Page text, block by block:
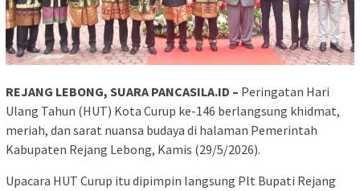
REJANG LEBONG, SUARA PANCASILA.ID – Peringatan Hari
Ulang Tahun (HUT) Kota Curup ke-146 berlangsung khidmat,
meriah, dan sarat nuansa budaya di halaman Pemerintah
Kabupaten Rejang Lebong, Kamis (29/5/2026).
Upacara HUT Curup itu dipimpin langsung Plt Bupati Rejang